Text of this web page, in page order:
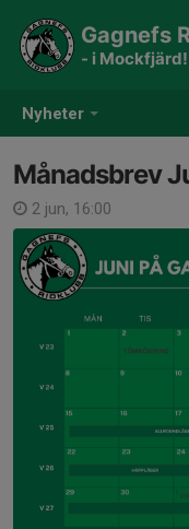
Nyheter
Gagnefs
- i Mockfjärd!
Månadsbrev
2 jun, 16:00